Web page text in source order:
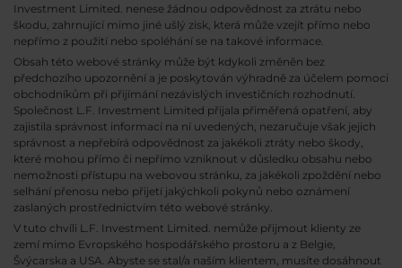
Investment Limited. nenese žádnou odpovědnost za ztrátu nebo
škodu, zahrnující mimo jiné ušlý zisk, která může vzejít přímo nebo
nepřímo z použití nebo spoléhání se na takové informace.
Obsah této webové stránky může být kdykoli změněn bez
předchozího upozornění a je poskytován výhradně za účelem pomoci
obchodníkům při přijímání nezávislých investičních rozhodnutí.
Společnost L.F. Investment Limited přijala přiměřená opatření, aby
zajistila správnost informací na ní uvedených, nezaručuje však jejich
správnost a nepřebírá odpovědnost za jakékoli ztráty nebo škody,
které mohou přímo či nepřímo vzniknout v důsledku obsahu nebo
nemožnosti přístupu na webovou stránku, za jakékoli zpoždění nebo
selhání přenosu nebo přijetí jakýchkoli pokynů nebo oznámení
zaslaných prostřednictvím této webové stránky.
V tuto chvíli L.F. Investment Limited. nemůže přijmout klienty ze
zemí mimo Evropského hospodářského prostoru a z Belgie,
Švýcarska a USA. Abyste se stal/a naším klientem, musíte dosáhnout